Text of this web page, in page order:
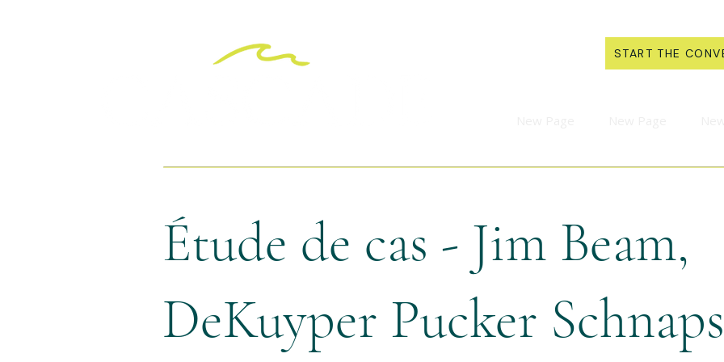
START THE
Étude de cas - Jim Beam,
DeKuyper Pucker Schnaps